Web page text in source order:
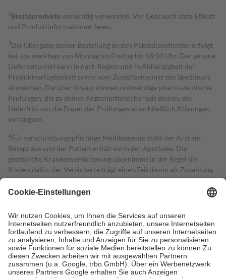
2Biozidproduktevorsichtig verwenden. Vor Gebrauch stets Etikett
und Produktinformationen lesen.
3Die Übergabe deiner Bestellung an den Paketdienstleister erfolgt
bei uns werktags von Montag bis Freitag bis 18:00 Uhr. Der genaue
Lieferzeitpunkt kann je nach Region und in Abhängigkeit der
Produktverfügbarkeit sowie vom Zustellzeitpunkt des Spediteurs
abweichen. Darüber hinaus können notwendige pharmazeutische
Prüfungen, die zu deiner Arzneimittelsicherheit dienen, die
Lieferfrist um die Dauer der Prüfungen einschließlich Klärungen
verlängern.
4Für verschreibungspflichtige Medikamente stellt der Arzt ein
Rezept aus und der Patient erhält sie in der Apotheke. Die
gesetzliche Krankenversicherung übernimmt in der Regel die
Kosten dafür, der Versicherte trägt einen Teil davon als Zuzahlung
mit.
Grundsätzlich leisten Mitglieder Zuzahlungen in Höhe von zehn
höchstens zehn Euro.
Es sind jedoch nie mehr als die tatsächlichen
Kosten der Leistung zu entrichten.
Diese Regeln gelten grundsätzlich auch für Online-Apotheken.
Bei Heilmitteln und häuslicher Krankenpflege beträgt die
Zuzahlung zehn Prozent der Kosten sowie zehn Euro je
Verordnung.
Um das Engagement der Versicherten für ihre eigene Gesundheit zu